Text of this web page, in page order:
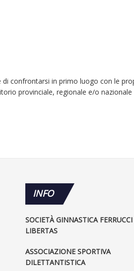
confrontarsi in primo luogo con le
provinciale, regionale e/o nazionale
INFO
SOCIETÀ GINNASTICA FERRUCCI
LIBERTAS
ASSOCIAZIONE SPORTIVA
DILETTANTISTICA